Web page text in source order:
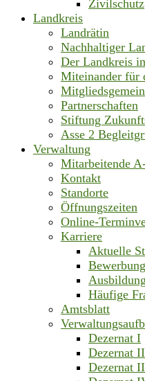
Zivilschutz
Landkreis
Landrätin
Nachhaltiger
Der Landkreis
Miteinander für
Partnerschaften
Stiftung
Asse 2
Verwaltung
Mitarbeitende
Kontakt
Standorte
Öffnungszeiten
Online-
Karriere
Aktuelle
Häufige
Amtsblatt
Dezernat I
Dezernat II
Dezernat